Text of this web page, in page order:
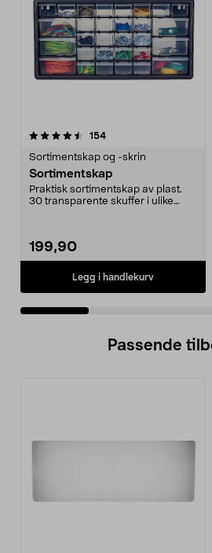
154anmeldelser
Sortimentskap og -skrin
Sortimentskap
Praktisk sortimentskap av plast.
30 transparente skuffer i ulike
199,90
Legg i handlekurv
4.5 av 5 stjerner
Passende